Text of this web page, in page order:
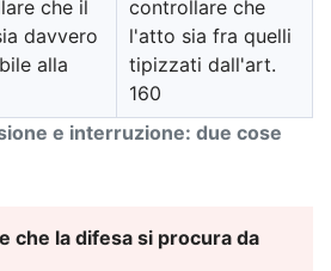
e interruzione: due cose
che il
davvero
alla
controllare che
l'atto sia fra quelli
tipizzati dall'art.
160
che la difesa si procura da